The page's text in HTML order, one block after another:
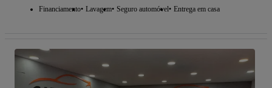
Financiamento Lavagem Seguro automóvel Entrega em casa